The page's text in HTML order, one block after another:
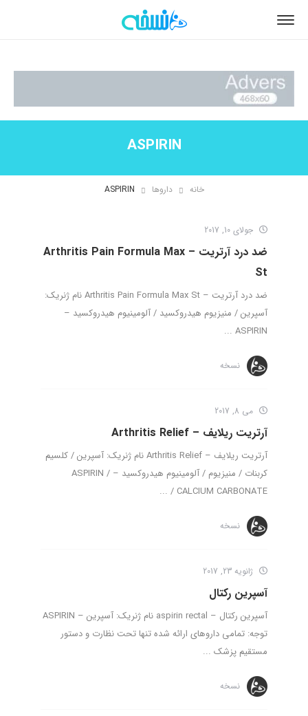
ASPIRIN
خانه داروها ASPIRIN
جولای 10, 2017
ضد درد آرتریت – Arthritis Pain Formula Max
St
ضد درد آرتریت – Arthritis Pain Formula Max St نام ژنریک:
آسپرین / منیزیوم هیدروکسید / آلومینیوم هیدروکسید –
ASPIRIN ...
نسخه
می 8, 2017
آرتریت ریلایف – Arthritis Relief
آرتریت ریلایف – Arthritis Relief نام ژنریک: آسپرین / کلسیم
کربنات / منیزیوم / آلومینیوم هیدروکسید – ASPIRIN /
CALCIUM CARBONATE / ...
نسخه
ژانویه 23, 2017
آسپرین رکتال
آسپرین رکتال – aspirin rectal نام ژنریک: آسپرین – ASPIRIN
توجه: تمامی داروهای ارائه شده تنها تحت نظارت و دستور
مستقیم پزشک ...
نسخه